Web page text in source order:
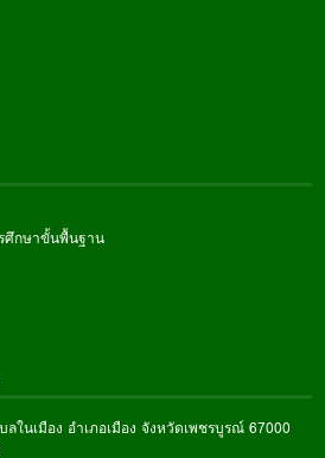
ศึกษาขั้นพื้นฐาน
ในเมือง อำเภอเมือง จังหวัดเพชรบูรณ์ 67000